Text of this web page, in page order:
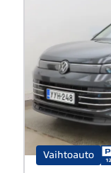
Vaihtoauto